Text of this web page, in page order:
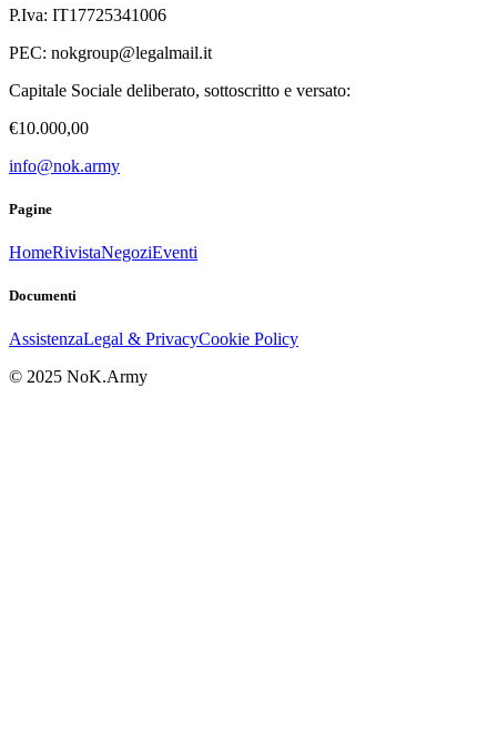
P.Iva: IT17725341006
PEC: nokgroup@legalmail.it
Capitale Sociale deliberato, sottoscritto e versato:
€10.000,00
info@nok.army
Pagine
HomeRivistaNegoziEventi
Documenti
AssistenzaLegal & PrivacyCookie Policy
© 2025 NoK.Army